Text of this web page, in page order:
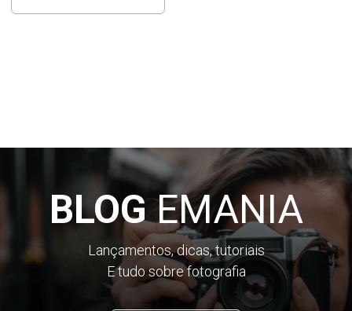
BLOGEMANIA
Lançamentos, dicas, tutoriais
E tudo sobre fotografia